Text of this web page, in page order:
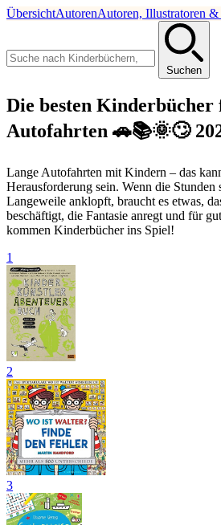
ÜbersichtAutorenAutoren, Illustratoren &
Suchen
Die besten Kinderbücher
Autofahrten 🚗📚🌞🙄
Lange Autofahrten mit Kindern – das
Herausforderung sein. Wenn die Stunden
Langeweile anklopft, braucht es etwas,
beschäftigt, die Fantasie anregt und für
kommen Kinderbücher ins Spiel!
1
2
3